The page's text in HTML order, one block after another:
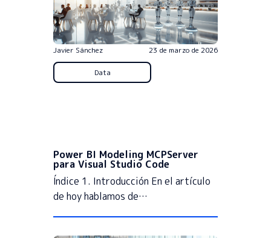
Javier Sánchez 23 de marzo de 2026
Data
Power BI Modeling MCPServer
para Visual Studio Code
Índice 1. Introducción En el artículo
de hoy hablamos de…